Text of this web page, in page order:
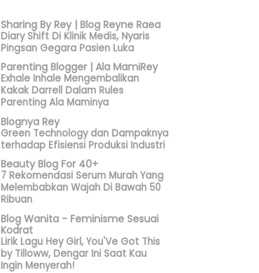
Sharing By Rey | Blog Reyne Raea
Diary Shift Di Klinik Medis, Nyaris
Pingsan Gegara Pasien Luka
Parenting Blogger | Ala MamiRey
Exhale Inhale Mengembalikan
Kakak Darrell Dalam Rules
Parenting Ala Maminya
Blognya Rey
Green Technology dan Dampaknya
terhadap Efisiensi Produksi Industri
Beauty Blog For 40+
7 Rekomendasi Serum Murah Yang
Melembabkan Wajah Di Bawah 50
Ribuan
Blog Wanita - Feminisme Sesuai
Kodrat
Lirik Lagu Hey Girl, You'Ve Got This
by Tilloww, Dengar Ini Saat Kau
Ingin Menyerah!